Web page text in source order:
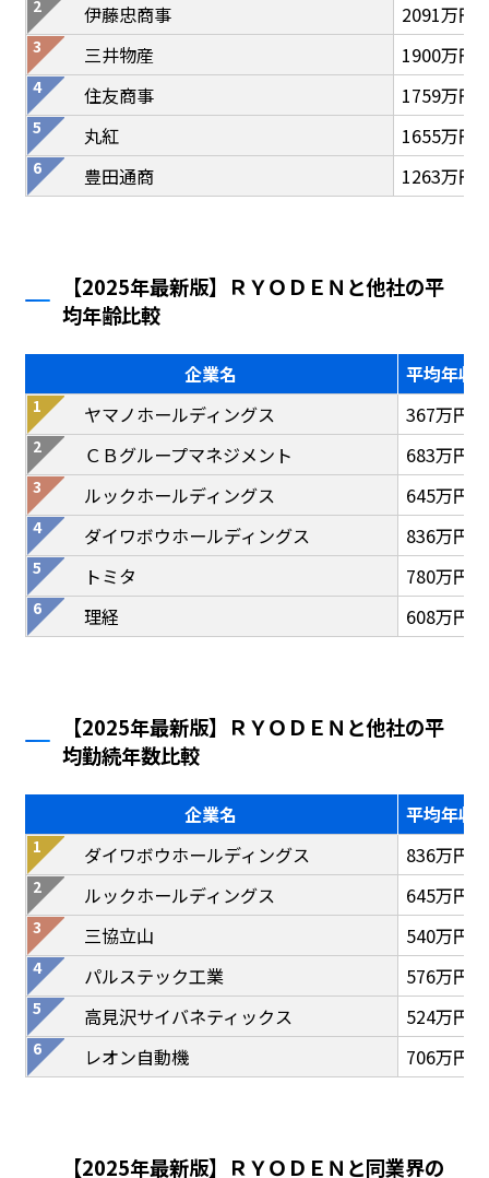
伊藤忠商事
2091万円
三井物産
1900万円
住友商事
1759万円
丸紅
1655万円
豊田通商
1263万円
【2025年最新版】ＲＹＯＤＥＮと他社の平
均年齢比較
企業名
平均年収
ヤマノホールディングス
367万円
ＣＢグループマネジメント
683万円
ルックホールディングス
645万円
ダイワボウホールディングス
836万円
トミタ
780万円
理経
608万円
【2025年最新版】ＲＹＯＤＥＮと他社の平
均勤続年数比較
企業名
平均年収
ダイワボウホールディングス
836万円
ルックホールディングス
645万円
三協立山
540万円
パルステック工業
576万円
高見沢サイバネティックス
524万円
レオン自動機
706万円
【2025年最新版】ＲＹＯＤＥＮと同業界の